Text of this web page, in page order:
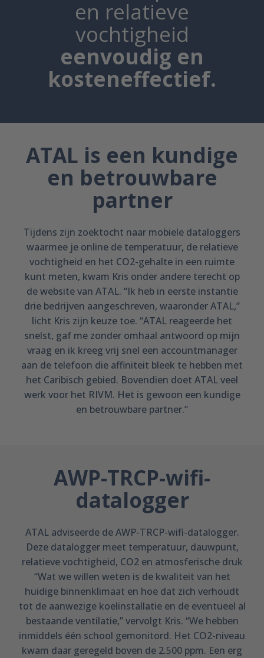
en relatieve
vochtigheid
eenvoudig en
kosteneffectief.
ATAL is een kundige
en betrouwbare
partner
Tijdens zijn zoektocht naar mobiele dataloggers
waarmee je online de temperatuur, de relatieve
vochtigheid en het CO2-gehalte in een ruimte
kunt meten, kwam Kris onder andere terecht op
de website van ATAL. “Ik heb in eerste instantie
drie bedrijven aangeschreven, waaronder ATAL,”
licht Kris zijn keuze toe. “ATAL reageerde het
snelst, gaf me zonder omhaal antwoord op mijn
vraag en ik kreeg vrij snel een accountmanager
aan de telefoon die affiniteit bleek te hebben met
het Caribisch gebied. Bovendien doet ATAL veel
werk voor het RIVM. Het is gewoon een kundige
en betrouwbare partner.”
AWP-TRCP-wifi-
datalogger
ATAL adviseerde de AWP-TRCP-wifi-datalogger.
Deze datalogger meet temperatuur, dauwpunt,
relatieve vochtigheid, CO2 en atmosferische druk
“Wat we willen weten is de kwaliteit van het
huidige binnenklimaat en hoe dat zich verhoudt
tot de aanwezige koelinstallatie en de eventueel al
bestaande ventilatie,” vervolgt Kris. “We hebben
inmiddels één school gemonitord. Het CO2-niveau
kwam daar geregeld boven de 2.500 ppm. Een erg